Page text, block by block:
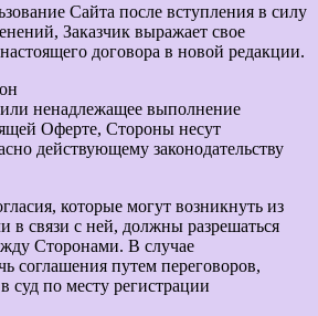
Сайта после вступления в силу
Заказчик выражает свое
договора в новой редакции.
ненадлежащее выполнение
Оферте, Стороны несут
действующему законодательству
которые могут возникнуть из
в связи с ней, должны разрешаться
Сторонами. В случае
соглашения путем переговоров,
по месту регистрации